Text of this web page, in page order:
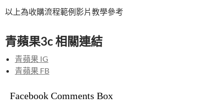
以上為收購流程範例影片教學參考
青蘋果3c 相關連結
青蘋果 IG
青蘋果 FB
Facebook Comments Box